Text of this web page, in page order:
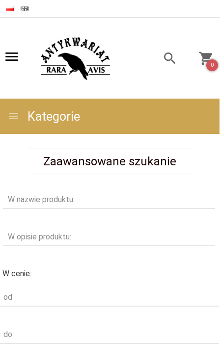
0
Kategorie
Zaawansowane szukanie
W nazwie produktu:
W opisie produktu:
W cenie:
od
do